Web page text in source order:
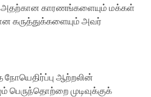
அதற்கான காரணங்களையும் மக்கள்
கருத்துக்களையும் அவர்
நோயெதிர்ப்பு ஆற்றலின்
பெருந்தொற்றை முடிவுக்குக்